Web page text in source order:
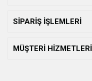
SİPARİŞ İŞLEMLERİ
MÜŞTERİ HİZMETLERİ